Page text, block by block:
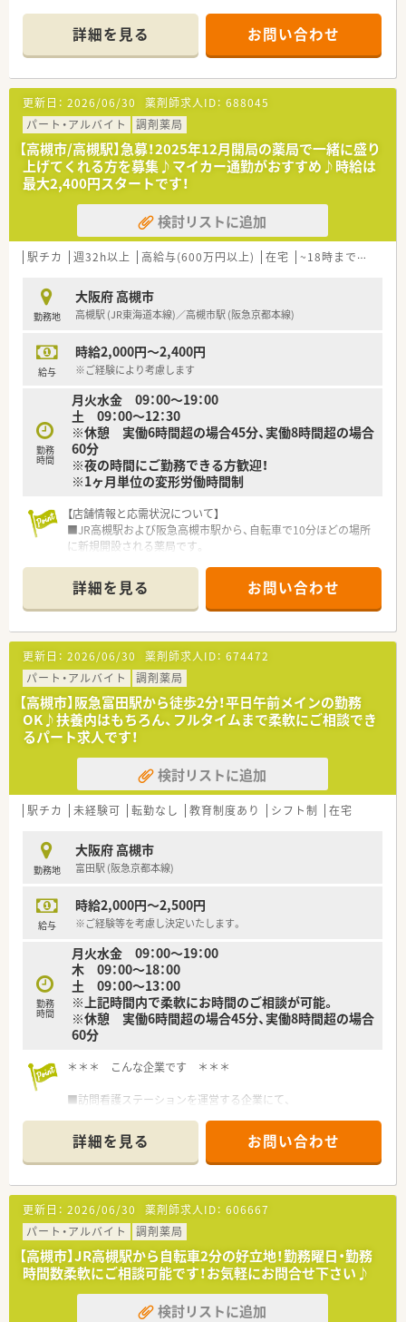
■ラストの勤務時間は20時過ぎ頃となるため、極端に帰宅が遅
くなることがなく生活リズムを維持しやすいです。
おり、外来対応とは異なる専門性の高い応需状況となっていま
す。
■薬剤師は正社員2名とパート1名の計3名が在籍しており、常時
2名体制を維持することで無理のない業務運営を行っています。
【募集背景と求める人物像について】
■在宅業務の拡大に伴う組織体制強化のための増員募集であり、
現場をリードしていただける経験者の方を急募しております。
■居宅や施設への訪問が中心となるため、普通自動車運転免許を
保有し、運転業務をマストで対応できる方を求めています。
■指示されたことだけでなく、会社への貢献を考えて自ら主体的
に動ける方であれば、年齢を問わず正当に評価される環境です。
【法人特徴について】
■大阪府内にて調剤薬局4店舗のほか、複数の介護施設を運営し
■代表自身が現役の薬剤師として現場に立っているため、現場の
課題や意見が経営層にダイレクトに届く風通しの良さがありま
す。
掲げており、個人の頑張りがしっかりと還元される仕組みです。
詳細を見る お問い合わせ
更新日： 2026/06/30 薬剤師求人ID： 688045
パート・アルバイト
調剤薬局
【高槻市/高槻駅】急募！2025年12月開局の薬局で一緒に盛り
上げてくれる方を募集♪マイカー通勤がおすすめ♪時給は
最大2,400円スタートです！
検討リストに追加
駅チカ 週32h以上 高給与(600万円以上) 在宅 ~18時までの職場
勤務地
大阪府 高槻市
高槻駅 (JR東海道本線)／高槻市駅 (阪急京都本線)
給与
時給2,000円～2,400円
※ご経験により考慮します
勤務
時間
月火水金 09：00～19：00
土 09：00～12：30
※休憩 実働6時間超の場合45分、実働8時間超の場合
60分
※夜の時間にご勤務できる方歓迎！
※1ヶ月単位の変形労働時間制
【店舗情報と応需状況について】
■JR高槻駅および阪急高槻市駅から、自転車で10分ほどの場所
に新規開設される薬局です。
かりつけ薬局を目指します。
■新規開設のため、常勤薬剤師2名体制で店舗の立ち上げから一
緒に携わっていただきます。
【募集背景と求める人物像について】
■新規開設に伴うオープニングスタッフの募集となり、共に新し
い薬局を創る仲間を求めています。
■これまでのご経験や年齢は問わず、明るく前向きに業務に取り
組めるお人柄を重視します。
■在宅医療に意欲があり、車の運転が可能な方であれば、未経験
からの挑戦も大歓迎です。
【職場環境と雰囲気】
■職員の平均年齢は30代が中心で、若く活気があり、闊達なコミ
ュニケーションが魅力です。
た薬局運営を行っています。
■ご友人の紹介で入職された方も多く、職員はお人柄の良い方ば
かりで人間関係も良好です。
詳細を見る お問い合わせ
更新日： 2026/06/30 薬剤師求人ID： 674472
パート・アルバイト
調剤薬局
【高槻市】阪急富田駅から徒歩2分！平日午前メインの勤務
OK♪扶養内はもちろん、フルタイムまで柔軟にご相談でき
るパート求人です！
検討リストに追加
駅チカ 未経験可 転勤なし 教育制度あり シフト制 在宅
勤務地
大阪府 高槻市
富田駅 (阪急京都本線)
給与
時給2,000円～2,500円
※ご経験等を考慮し決定いたします。
勤務
時間
月火水金 09：00～19：00
木 09：00～18：00
土 09：00～13：00
※上記時間内で柔軟にお時間のご相談が可能。
※休憩 実働6時間超の場合45分、実働8時間超の場合
60分
＊＊＊ こんな企業です ＊＊＊
■訪問看護ステーションを運営する企業にて、
に在宅医療に注力すべく立ち上げられた薬局です。
■現在は総合病院門前の処方箋も受け付けていますが、将来的に
は在宅メインの薬局として、往診同行も積極的に行う予定です。
■大阪府・兵庫県に数店舗展開で大手にはない風通しのよさが魅
力！
独立開業を目指す方、薬局経営ノウハウを学びたい方など、学
びの場としてもおすすめしたい企業です。
■在宅に挑戦したくても、運転が苦手…という方もご相談くださ
い。
社有車にて練習も可能です。
■社内では有休消化率80％、産育休復帰率も100％とスタッフが
働きやすい環境です。
詳細を見る お問い合わせ
更新日： 2026/06/30 薬剤師求人ID： 606667
パート・アルバイト
調剤薬局
【高槻市】JR高槻駅から自転車2分の好立地！勤務曜日・勤務
時間数柔軟にご相談可能です！お気軽にお問合せ下さい♪
検討リストに追加